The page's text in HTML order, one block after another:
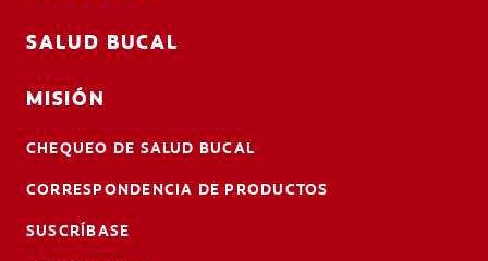
SALUD BUCAL
MISIÓN
CHEQUEO DE SALUD BUCAL
CORRESPONDENCIA DE PRODUCTOS
SUSCRÍBASE